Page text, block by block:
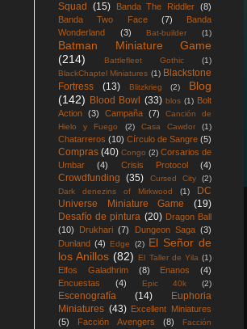
Squad
(15) Banda The Riddler (8)
Banda Two Face
(7)
Banda
Wonderland
(3) Bat-builder (1)
Batman Miniature Game
(214)
Battlefleet Gothic
(1)
BlackChaptel Miniatures (1) Blackstone
Fortress
(13) Blitzkrieg (2)
Blog
(142) Blood Bowl (33) blos (1) Bolt
Action (3) Campaña (7)
Canción de
Hielo y Fuego
(2) Casa Cawdor (1)
Chatarreros (10) Círculo de Sangre (5)
Compras (40) Congo (2) Corsarios de
Umbar
(4) Crisis Protocol (4)
Crowdfunding (35) Cursed City
(2)
Dark denezins of Mirkwood
(1)
DC
Universe Miniature Game
(19)
Desafío de pintura (20) Dragon Ball
(10)
Drukhari (7) Dungeon Saga (3)
Dunland (4) Edge (2) El Señor de
los Anillos (82) El Taller de Yila (1)
Elfos Galadhrim (8) Enanos
(4)
Encuestas
(4) Epic 40k (2)
Escenografía (14)
Euphoria
Miniatures (43) Excellent Miniatures
(5)
Facción Avengers (8)
Facción